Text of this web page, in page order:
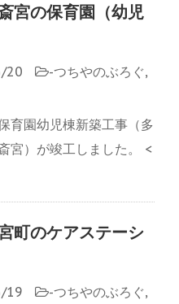
宮の保育園（幼児
20 -つちやのぶろぐ,
育園幼児棟新築工事（多
宮）が竣工しました。 <
町のケアステーシ
19 -つちやのぶろぐ,